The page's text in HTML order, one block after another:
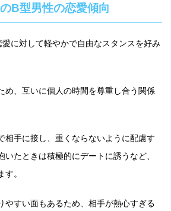
B型男性の恋愛傾向
に対して軽やかで自由なスタンスを好み
め、互いに個人の時間を尊重し合う関係
相手に接し、重くならないように配慮す
いたときは積極的にデートに誘うなど、
。
やすい面もあるため、相手が熱心すぎる